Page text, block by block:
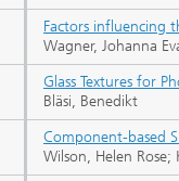
Factors influencing
Wagner, Johanna
Glass Textures for
Bläsi, Benedikt
Component-based
Wilson, Helen